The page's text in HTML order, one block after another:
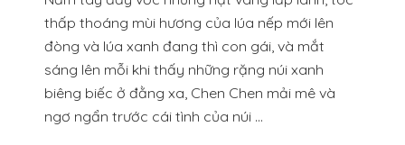
thấp thoáng mùi hương của lúa nếp mới lên
đòng và lúa xanh đang thì con gái, và mắt
sáng lên mỗi khi thấy những rặng núi xanh
biêng biếc ở đằng xa, Chen Chen mải mê và
ngơ ngẩn trước cái tình của núi …